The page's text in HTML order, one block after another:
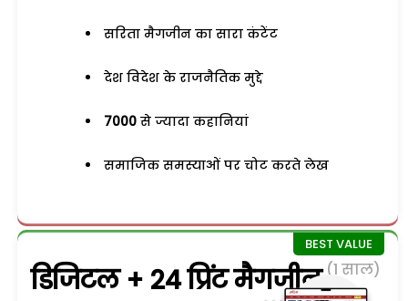
सरिता मैगजीन का सारा कंटेंट
देश विदेश के राजनैतिक मुद्दे
7000 से ज्यादा कहानियां
समाजिक समस्याओं पर चोट करते लेख
डिजिटल + 24 प्रिंट मैगजीन (1 साल)